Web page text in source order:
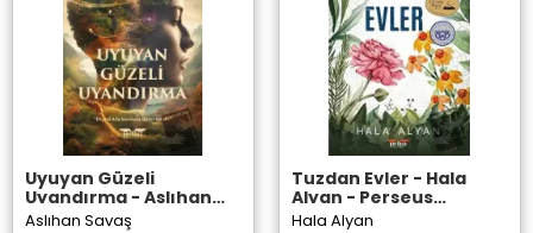
Uyuyan Güzeli
Uyandırma - Aslıhan
Savaş - Perseus
Aslıhan Savaş
Tuzdan Evler - Hala
Alyan - Perseus
Hala Alyan